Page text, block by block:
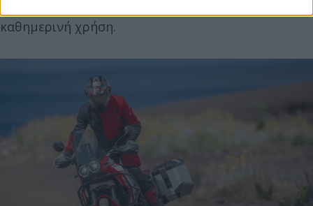
καθημερινή χρήση.